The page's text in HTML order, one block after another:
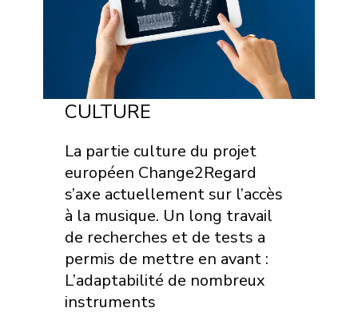
CULTURE
La partie culture du projet
européen Change2Regard
s’axe actuellement sur l’accès
à la musique. Un long travail
de recherches et de tests a
permis de mettre en avant :
L’adaptabilité de nombreux
instruments